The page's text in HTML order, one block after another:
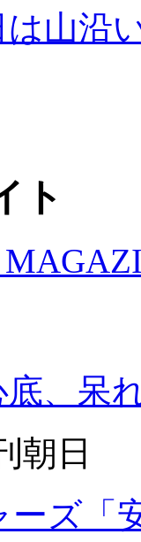
山沿
ト
、呆
朝日
ーズ「